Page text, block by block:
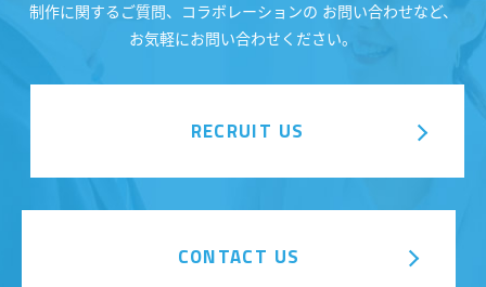
制作に関するご質問、コラボレーションの お問い合わせなど、
お気軽にお問い合わせください。
RECRUIT US
CONTACT US